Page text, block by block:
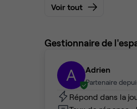
Voir tout
Gestionnaire de
A Adrien
Partenaire
Répond dans la